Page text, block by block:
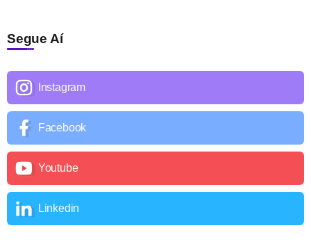
Segue Aí
Instagram
Facebook
Youtube
Linkedin